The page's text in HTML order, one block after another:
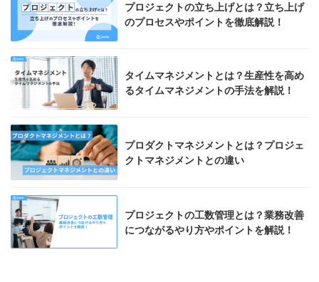
プロジェクトの立ち上げとは？立ち上げ
のプロセスやポイントを徹底解説！
タイムマネジメントとは？生産性を高め
るタイムマネジメントの手法を解説！
プロダクトマネジメントとは？プロジェ
クトマネジメントとの違い
プロジェクトの工数管理とは？業務改善
につながるやり方やポイントを解説！